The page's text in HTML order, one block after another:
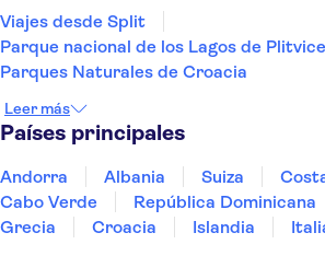
Viajes desde Split
Parque nacional de los Lagos de Plitvice
Parques Naturales de Croacia
Leer más
Países principales
Andorra Albania Suiza
Cabo Verde
República Dominicana
Grecia
Croacia Islandia